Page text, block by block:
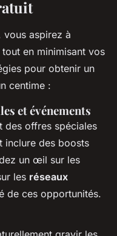
vous aspirez à
tout en minimisant vos
pour obtenir un
centime :
et événements
des offres spéciales
inclure des boosts
un œil sur les
les réseaux
de ces opportunités.